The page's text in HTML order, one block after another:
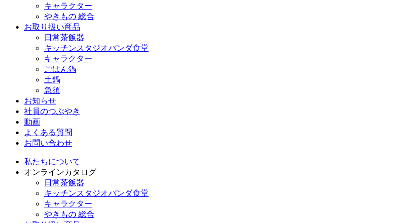
キャラクター
やきもの 総合
お取り扱い商品
日常茶飯器
キッチンスタジオパンダ食堂
キャラクター
ごはん鍋
土鍋
急須
お知らせ
社員のつぶやき
動画
よくある質問
お問い合わせ
私たちについて
オンラインカタログ
日常茶飯器
キッチンスタジオパンダ食堂
キャラクター
やきもの 総合